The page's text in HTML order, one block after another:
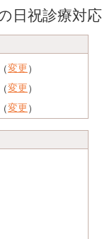
日祝診療対
変更）
変更）
変更）